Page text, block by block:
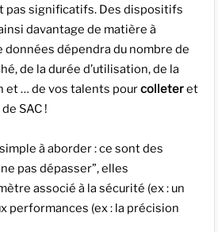
pas significatifs. Des dispositifs
davantage de matière à
données dépendra du nombre de
de la durée d’utilisation, de la
et … de vos talents pourcolleteret
SAC !
à aborder : ce sont des
pas dépasser”, elles
associé à la sécurité (ex : un
performances (ex : la précision